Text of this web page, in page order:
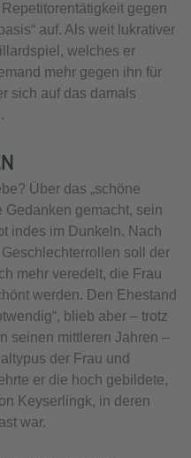
gegen
auf. Als weit lukrativer
welches er
mehr gegen ihn für
sich auf das damals
.
Über das „schöne
Gedanken gemacht, sein
indes im Dunkeln. Nach
soll der
mehr veredelt, die Frau
werden. Den Ehestand
blieb aber – trotz
seinen mittleren Jahren –
der Frau und
er die hoch gebildete,
Keyserlingk, in deren
war.